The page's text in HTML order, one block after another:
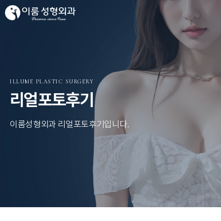
ILLUME PLASTIC SURGERY
리얼포토후기
이룸성형외과 리얼포토후기입니다.